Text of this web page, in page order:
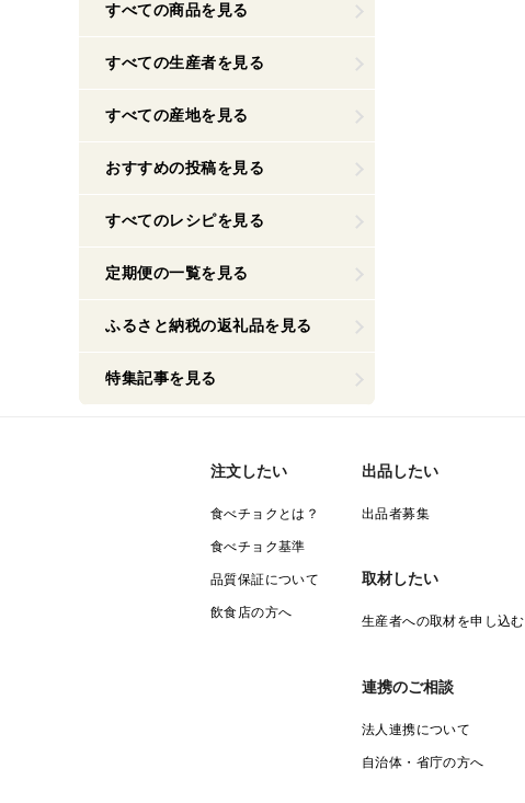
すべての商品を見る
すべての生産者を見る
すべての産地を見る
おすすめの投稿を見る
すべてのレシピを見る
定期便の一覧を見る
ふるさと納税の返礼品を見る
特集記事を見る
注文したい
食べチョクとは？
食べチョク基準
品質保証について
飲食店の方へ
出品したい
出品者募集
取材したい
生産者への取材を申し込む
連携のご相談
法人連携について
自治体・省庁の方へ